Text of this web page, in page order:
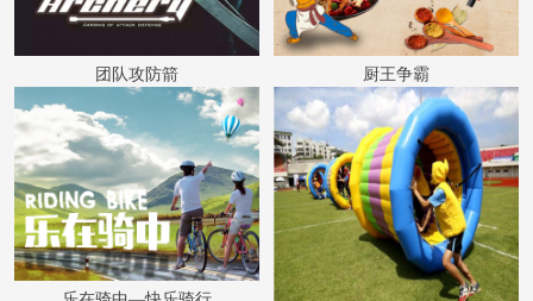
团队攻防箭 厨王争霸